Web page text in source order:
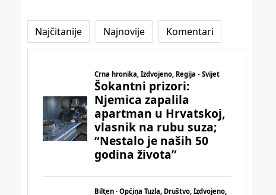
Najčitanije Najnovije Komentari